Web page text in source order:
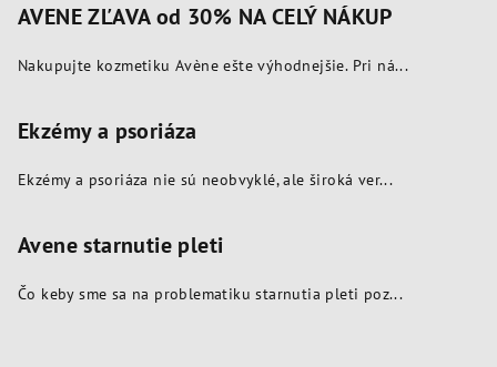
AVENE ZĽAVA od 30% NA CELÝ NÁKUP
Nakupujte kozmetiku Avène ešte výhodnejšie. Pri ná...
Ekzémy a psoriáza
Ekzémy a psoriáza nie sú neobvyklé, ale široká ver...
Avene starnutie pleti
Čo keby sme sa na problematiku starnutia pleti poz...